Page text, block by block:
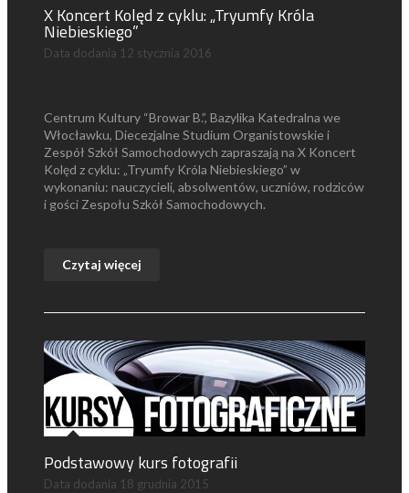
X Koncert Kolęd z cyklu: „Tryumfy Króla
Niebieskiego”
Data dodania 12 stycznia 2016
Centrum Kultury “Browar B.”, Bazylika Katedralna we
Włocławku, Diecezjalne Studium Organistowskie i
Zespół Szkół Samochodowych zapraszają na X Koncert
Kolęd z cyklu: „Tryumfy Króla Niebieskiego” w
wykonaniu: nauczycieli, absolwentów, uczniów, rodziców
i gości Zespołu Szkół Samochodowych.
Czytaj więcej
Podstawowy kurs fotografii
Data dodania 18 grudnia 2015